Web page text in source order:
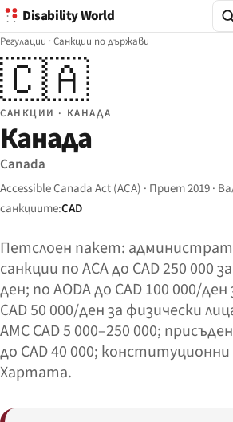
Disability World
Регулации ·Санкции по държави
🇨🇦
САНКЦИИ · КАНАДА
Канада
Canada
Accessible Canada Act (ACA) · Приет 2019 ·
санкциите:CAD
Петслоен пакет:
санкции по ACA до CAD 250 000
ден; по AODA до CAD 100 000/
CAD 50 000/ден за физически
АМС CAD 5 000–250 000;
до CAD 40 000;
Хартата.